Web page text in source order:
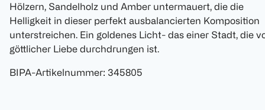
Hölzern, Sandelholz und Amber untermauert, die die
Helligkeit in dieser perfekt ausbalancierten Komposition
unterstreichen. Ein goldenes Licht- das einer Stadt, die
göttlicher Liebe durchdrungen ist.
BIPA-Artikelnummer: 345805